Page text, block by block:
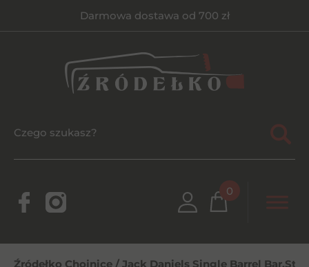
Darmowa dostawa od 700 zł
0
Źródełko Chojnice / Jack Daniels Single Barrel